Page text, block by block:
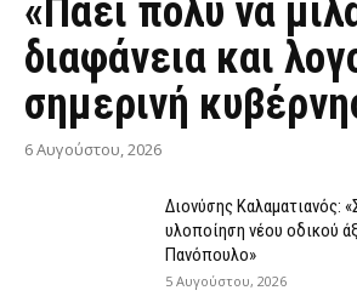
«Πάει πολύ να
διαφάνεια και
σημερινή
6 Αυγούστου, 2026
Διονύσης Καλαματιανός:
υλοποίηση νέου οδικού
Πανόπουλο»
5 Αυγούστου, 2026